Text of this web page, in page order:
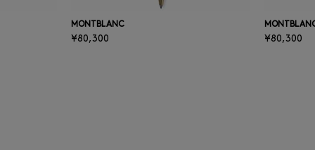
MONTBLANC
¥80,300 ¥80,300